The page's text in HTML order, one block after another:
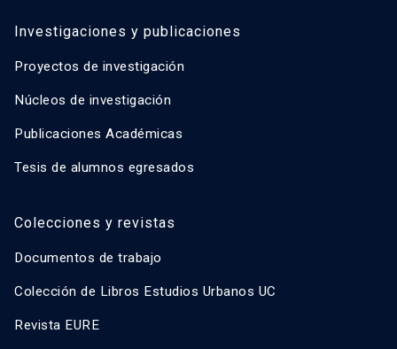
Investigaciones y publicaciones
Proyectos de investigación
Núcleos de investigación
Publicaciones Académicas
Tesis de alumnos egresados
Colecciones y revistas
Documentos de trabajo
Colección de Libros Estudios Urbanos UC
Revista EURE